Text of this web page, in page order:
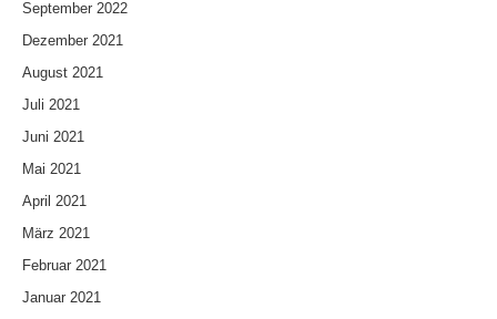
September 2022
Dezember 2021
August 2021
Juli 2021
Juni 2021
Mai 2021
April 2021
März 2021
Februar 2021
Januar 2021